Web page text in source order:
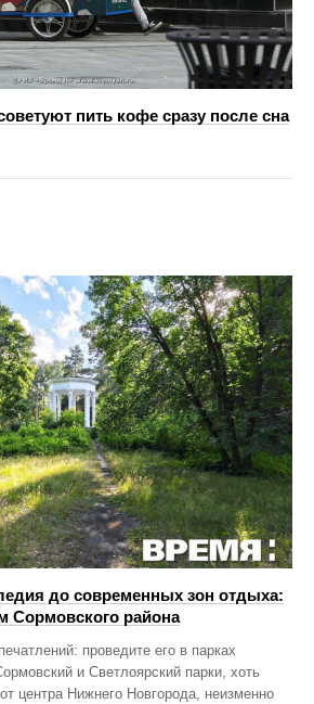
пить кофе сразу после сна
до современных зон отдыха:
Сормовского района
проведите его в парках
и Светлоярский парки, хоть
центра Нижнего Новгорода, неизменно